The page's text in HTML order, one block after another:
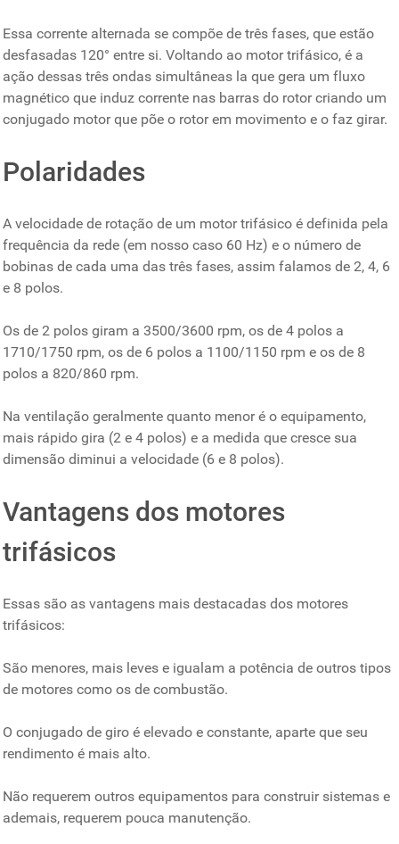
Essa corrente alternada se compõe de três fases, que estão
desfasadas 120° entre si. Voltando ao motor trifásico, é a
ação dessas três ondas simultâneas la que gera um fluxo
magnético que induz corrente nas barras do rotor criando um
conjugado motor que põe o rotor em movimento e o faz girar.
Polaridades
A velocidade de rotação de um motor trifásico é definida pela
frequência da rede (em nosso caso 60 Hz) e o número de
bobinas de cada uma das três fases, assim falamos de 2, 4, 6
e 8 polos.
Os de 2 polos giram a 3500/3600 rpm, os de 4 polos a
1710/1750 rpm, os de 6 polos a 1100/1150 rpm e os de 8
polos a 820/860 rpm.
Na ventilação geralmente quanto menor é o equipamento,
mais rápido gira (2 e 4 polos) e a medida que cresce sua
dimensão diminui a velocidade (6 e 8 polos).
Vantagens dos motores
trifásicos
Essas são as vantagens mais destacadas dos motores
trifásicos:
São menores, mais leves e igualam a potência de outros tipos
de motores como os de combustão.
O conjugado de giro é elevado e constante, aparte que seu
rendimento é mais alto.
Não requerem outros equipamentos para construir sistemas e
ademais, requerem pouca manutenção.